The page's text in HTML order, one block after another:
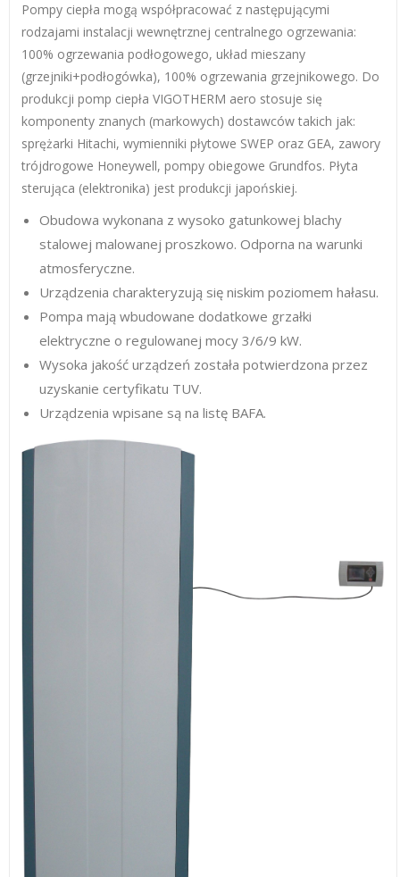
Pompy ciepła mogą współpracować z następującymi
rodzajami instalacji wewnętrznej centralnego ogrzewania:
100% ogrzewania podłogowego, układ mieszany
(grzejniki+podłogówka), 100% ogrzewania grzejnikowego. Do
produkcji pomp ciepła VIGOTHERM aero stosuje się
komponenty znanych (markowych) dostawców takich jak:
sprężarki Hitachi, wymienniki płytowe SWEP oraz GEA, zawory
trójdrogowe Honeywell, pompy obiegowe Grundfos. Płyta
sterująca (elektronika) jest produkcji japońskiej.
Obudowa wykonana z wysoko gatunkowej blachy
stalowej malowanej proszkowo. Odporna na warunki
atmosferyczne.
Urządzenia charakteryzują się niskim poziomem hałasu.
Pompa mają wbudowane dodatkowe grzałki
elektryczne o regulowanej mocy 3/6/9 kW.
Wysoka jakość urządzeń została potwierdzona przez
uzyskanie certyfikatu TUV.
Urządzenia wpisane są na listę BAFA.